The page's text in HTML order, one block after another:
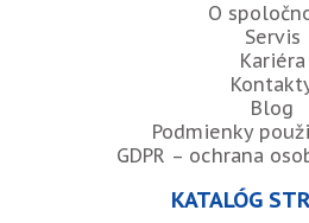
O
Servis
Kariéra
Blog
Podmienky
GDPR – ochrana
KATALÓG